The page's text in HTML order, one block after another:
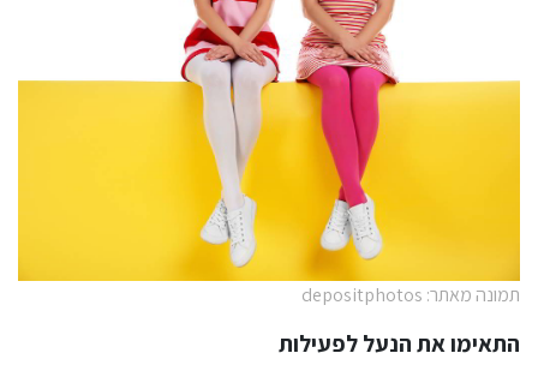
תמונה מאתר: depositphotos
התאימו את הנעל לפעילות